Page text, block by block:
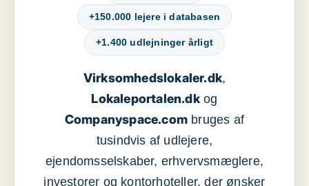
+150.000 lejere i databasen
+1.400 udlejninger årligt
Virksomhedslokaler.dk,
Lokaleportalen.dkog
Companyspace.com bruges af
tusindvis af udlejere,
ejendomsselskaber, erhvervsmæglere,
investorer og kontorhoteller, der ønsker